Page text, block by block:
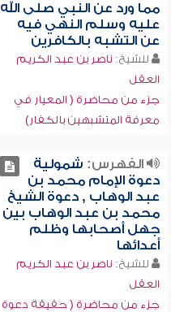
مما ورد عن النبي صلى الله
عليه وسلم النهي فيه
عن التشبه بالكافرين
للشيخ: ناصر بن عبد الكريم
العقل
جزء من محاضرة ( المعيار في
معرفة المتشبهين بالكفار)
الفهرس: شمولية
دعوة الإمام محمد بن
عبد الوهاب , دعوة الشيخ
محمد بن عبد الوهاب بين
جهل أصحابها وظلم
أعدائها
للشيخ: ناصر بن عبد الكريم
العقل
جزء من محاضرة ( حقيقة دعوة